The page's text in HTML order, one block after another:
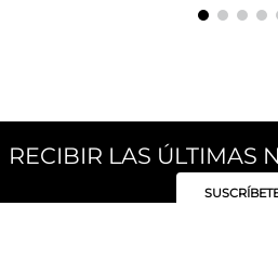
RECIBIR LAS ÚLTIMAS